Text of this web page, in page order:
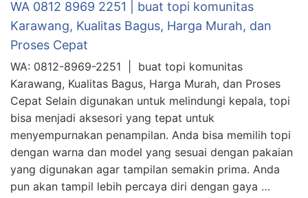
WA 0812 8969 2251 | buat topi komunitas
Karawang, Kualitas Bagus, Harga Murah, dan
Proses Cepat
WA: 0812-8969-2251 | buat topi komunitas
Karawang, Kualitas Bagus, Harga Murah, dan Proses
Cepat Selain digunakan untuk melindungi kepala, topi
bisa menjadi aksesori yang tepat untuk
menyempurnakan penampilan. Anda bisa memilih topi
dengan warna dan model yang sesuai dengan pakaian
yang digunakan agar tampilan semakin prima. Anda
pun akan tampil lebih percaya diri dengan gaya …